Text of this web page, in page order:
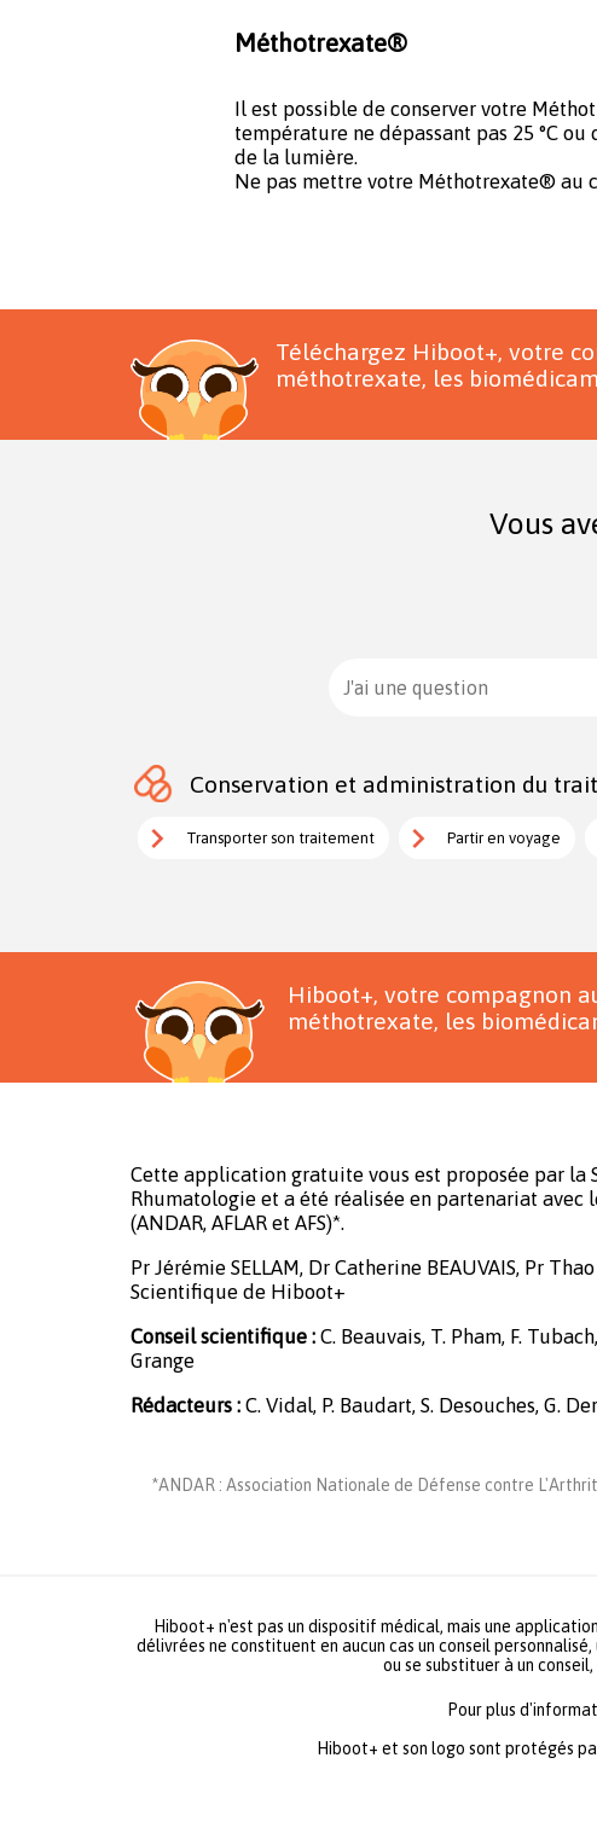
Méthotrexate®
Il est possible de conserver votre
température ne dépassant pas 25 °C ou
de la lumière.
Ne pas mettre votre Méthotrexate® au
Téléchargez Hiboot+, votre
méthotrexate, les
Vous
J'ai une question
Conservation et administration du
Transporter son traitement Partir en voyage
Hiboot+, votre compagnon
méthotrexate, les
Cette application gratuite vous est proposée par la
Rhumatologie et a été réalisée en partenariat avec
(ANDAR, AFLAR et AFS)*.
Pr Jérémie SELLAM, Dr Catherine BEAUVAIS, Pr
Scientifique de Hiboot+
Conseil scientifique : C. Beauvais, T. Pham, F.
Grange
Rédacteurs : C. Vidal, P. Baudart, S. Desouches, G.
*ANDAR : Association Nationale de Défense contre
Hiboot+ n'est pas un dispositif médical, mais une
délivrées ne constituent en aucun cas un conseil
ou se substituer à un
Pour plus
Hiboot+ et son logo sont protégés